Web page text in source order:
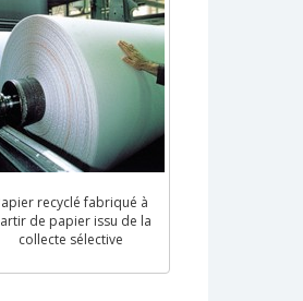
recyclé fabriqué à
de papier issu de la
collecte sélective